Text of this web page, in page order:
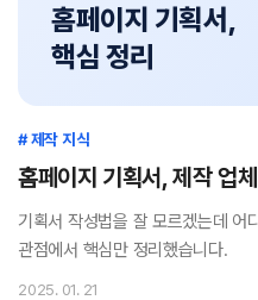
홈페이지 기획서,
핵심 정리
# 제작 지식
홈페이지 기획서, 제작 업
기획서 작성법을 잘 모르겠는데 어
관점에서 핵심만 정리했습니다.
2025. 01. 21